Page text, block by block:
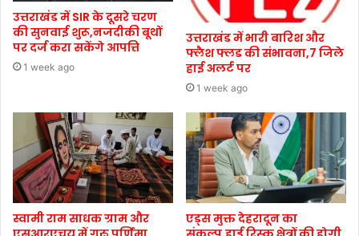
उत्तराखंड में SIR के दूसरे चरण
की सुनवाई शुरू,नजदीकी बूथों
पर दर्ज करा सकेंगे आपत्ति
1 week ago
उत्तराखंड में भारी बारिश और
फ्लैश फ्लड की संभावना,7 जिले
हाई अलर्ट पर
1 week ago
स्वामी राम साधक ग्राम और
एड्स मुक्त देहरादून का